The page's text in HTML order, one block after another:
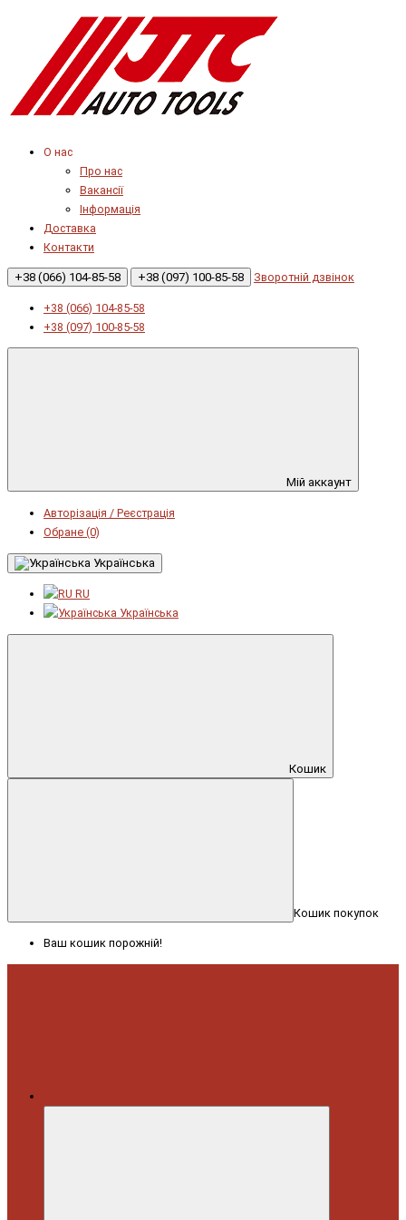
О нас
Про нас
Вакансії
Інформація
Доставка
Контакти
+38 (066) 104-85-58 +38 (097) 100-85-58 Зворотній дзвінок
+38 (066) 104-85-58
+38 (097) 100-85-58
Мій аккаунт
Авторізація / Реєстрація
Обране (0)
Українська
RU
Українська
Кошик
Кошик покупок
Ваш кошик порожній!